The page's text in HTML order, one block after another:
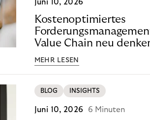
Juni 10, 2026
Kostenoptimiertes
Value Chain neu
MEHR LESEN
BLOG INSIGHTS
Juni 10, 2026 6 Minuten